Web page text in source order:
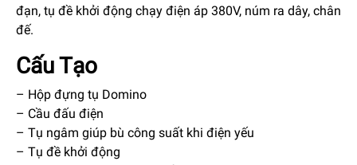
đạn, tụ đề khởi động chạy điện áp 380V, núm ra dây, chân
đế.
Cấu Tạo
– Hộp đựng tụ Domino
– Cầu đấu điện
– Tụ ngâm giúp bù công suất khi điện yếu
– Tụ đề khởi động